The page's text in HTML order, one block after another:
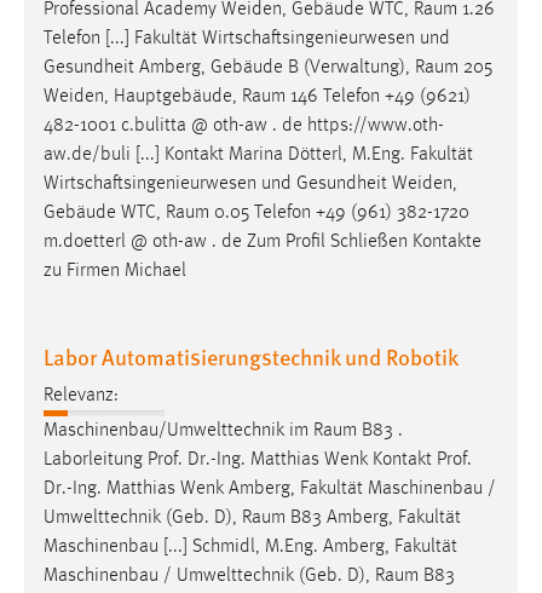
Professional Academy Weiden, Gebäude WTC, Raum 1.26
Telefon [...] Fakultät Wirtschaftsingenieurwesen und
Gesundheit Amberg, Gebäude B (Verwaltung), Raum 205
Weiden, Hauptgebäude, Raum 146 Telefon +49 (9621)
482-1001 c.bulitta @ oth-aw . de https://www.oth-
aw.de/buli [...] Kontakt Marina Dötterl, M.Eng. Fakultät
Wirtschaftsingenieurwesen und Gesundheit Weiden,
Gebäude WTC, Raum 0.05 Telefon +49 (961) 382-1720
m.doetterl @ oth-aw . de Zum Profil Schließen Kontakte
zu Firmen Michael
Labor Automatisierungstechnik und Robotik
Relevanz:
Maschinenbau/Umwelttechnik im Raum B83 .
Laborleitung Prof. Dr.-Ing. Matthias Wenk Kontakt Prof.
Dr.-Ing. Matthias Wenk Amberg, Fakultät Maschinenbau /
Umwelttechnik (Geb. D), Raum B83 Amberg, Fakultät
Maschinenbau [...] Schmidl, M.Eng. Amberg, Fakultät
Maschinenbau / Umwelttechnik (Geb. D), Raum B83